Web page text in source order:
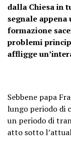
dalla Chiesa in
segnale
formazione
problemi
affligge
Sebbene papa
lungo periodo di
un periodo di
atto sotto